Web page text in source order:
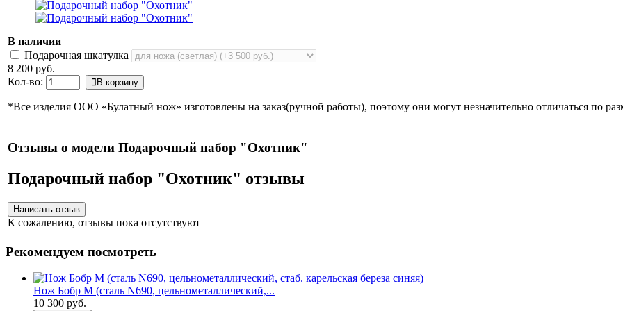
В наличии
Подарочная шкатулка
8 200 руб.
Кол-во:
В корзину
*Все изделия ООО «Булатный нож» изготовлены на заказ(ручной работы), поэтому они могут незначительно отличаться по
Отзывы о модели Подарочный набор "Охотник"
Подарочный набор "Охотник" отзывы
К сожалению, отзывы пока отсутствуют
Рекомендуем посмотреть
Нож Бобр М (сталь N690, цельнометаллический,...
10 300 руб.